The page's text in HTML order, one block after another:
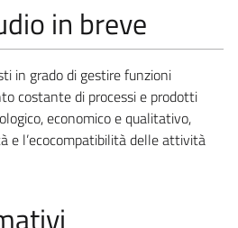
in breve
in grado di gestire funzioni
costante di processi e prodotti
economico e qualitativo,
e l’ecocompatibilità delle attività